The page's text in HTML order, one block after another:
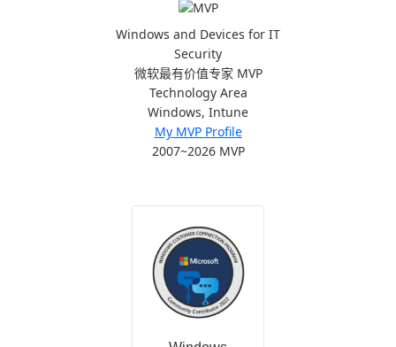
Windows and Devices for IT
Security
微软最有价值专家 MVP
Technology Area
Windows, Intune
My MVP Profile
2007~2026 MVP